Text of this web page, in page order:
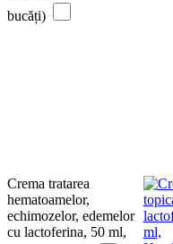
bucăți)
Crema tratarea
hematoamelor,
echimozelor, edemelor
cu lactoferina, 50 ml,